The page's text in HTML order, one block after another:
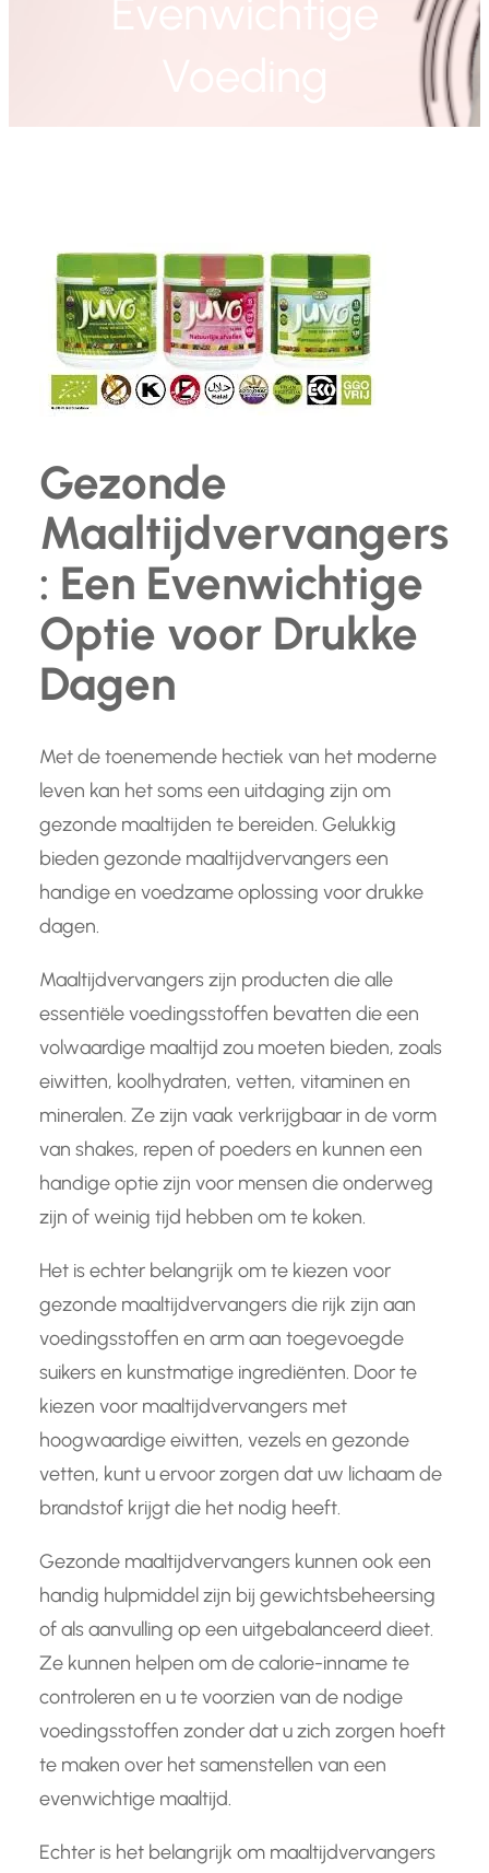
Gezonde
Maaltijdvervangers
: Een Evenwichtige
Optie voor Drukke
Dagen
Met de toenemende hectiek van het moderne
leven kan het soms een uitdaging zijn om
gezonde maaltijden te bereiden. Gelukkig
bieden gezonde maaltijdvervangers een
handige en voedzame oplossing voor drukke
dagen.
Maaltijdvervangers zijn producten die alle
essentiële voedingsstoffen bevatten die een
volwaardige maaltijd zou moeten bieden, zoals
eiwitten, koolhydraten, vetten, vitaminen en
mineralen. Ze zijn vaak verkrijgbaar in de vorm
van shakes, repen of poeders en kunnen een
handige optie zijn voor mensen die onderweg
zijn of weinig tijd hebben om te koken.
Het is echter belangrijk om te kiezen voor
gezonde maaltijdvervangers die rijk zijn aan
voedingsstoffen en arm aan toegevoegde
suikers en kunstmatige ingrediënten. Door te
kiezen voor maaltijdvervangers met
hoogwaardige eiwitten, vezels en gezonde
vetten, kunt u ervoor zorgen dat uw lichaam de
brandstof krijgt die het nodig heeft.
Gezonde maaltijdvervangers kunnen ook een
handig hulpmiddel zijn bij gewichtsbeheersing
of als aanvulling op een uitgebalanceerd dieet.
Ze kunnen helpen om de calorie-inname te
controleren en u te voorzien van de nodige
voedingsstoffen zonder dat u zich zorgen hoeft
te maken over het samenstellen van een
evenwichtige maaltijd.
Echter is het belangrijk om maaltijdvervangers